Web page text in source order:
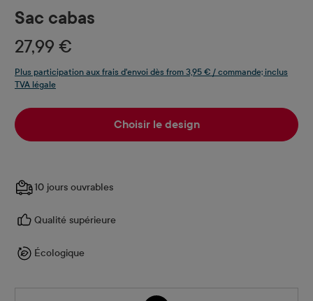
Sac cabas
27,99 €
Plus participation aux frais d'envoi dès from 3,95 € / commande; inclus
TVA légale
Choisir le design
10 jours ouvrables
Qualité supérieure
Écologique